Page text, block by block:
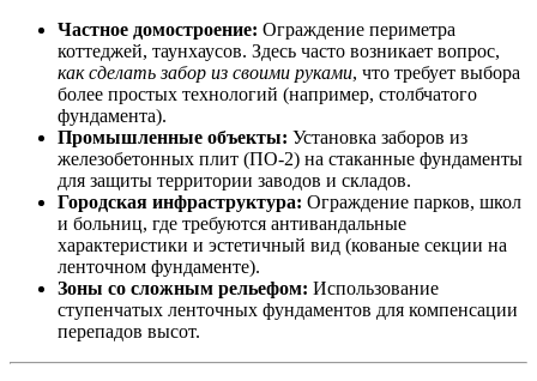
Частное домостроение: Ограждение периметра
коттеджей, таунхаусов. Здесь часто возникает вопрос,
как сделать забор из своими руками, что требует выбора
более простых технологий (например, столбчатого
фундамента).
Промышленные объекты: Установка заборов из
железобетонных плит (ПО-2) на стаканные фундаменты
для защиты территории заводов и складов.
Городская инфраструктура: Ограждение парков, школ
и больниц, где требуются антивандальные
характеристики и эстетичный вид (кованые секции на
ленточном фундаменте).
Зоны со сложным рельефом: Использование
ступенчатых ленточных фундаментов для компенсации
перепадов высот.